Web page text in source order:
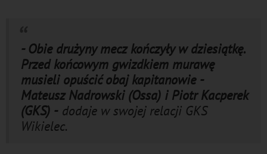
- Obie drużyny mecz kończyły w dziesiątkę.
Przed końcowym gwizdkiem murawę
musieli opuścić obaj kapitanowie -
Mateusz Nadrowski (Ossa) i Piotr Kacperek
(GKS) - dodaje w swojej relacji GKS
Wikielec.